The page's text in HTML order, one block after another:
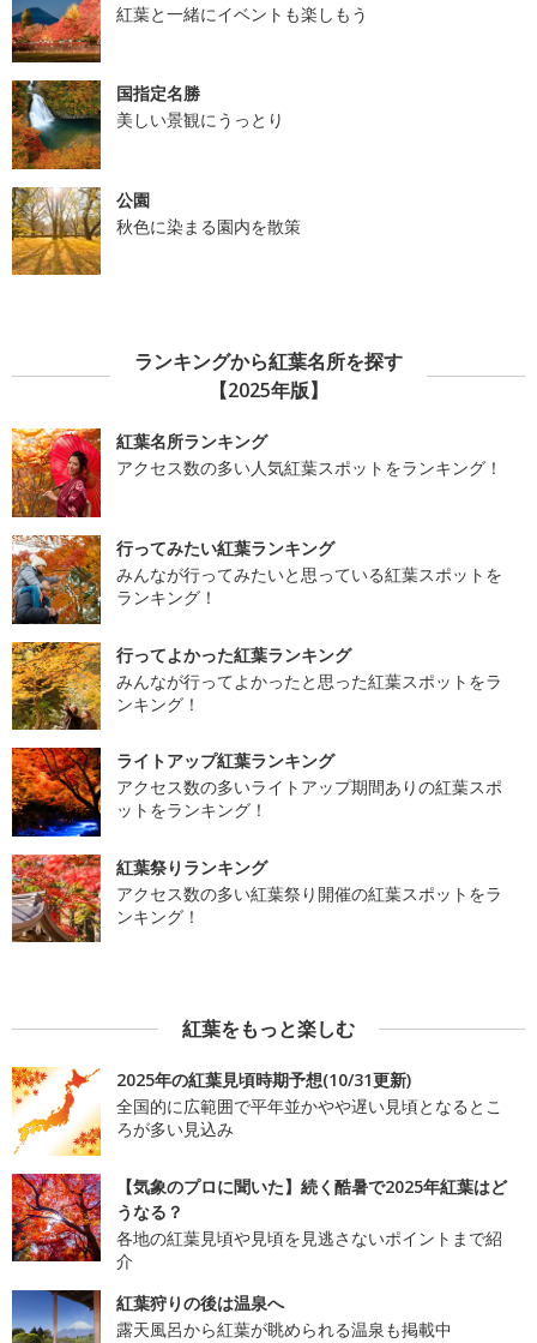
紅葉と一緒にイベントも楽しもう
国指定名勝
美しい景観にうっとり
公園
秋色に染まる園内を散策
ランキングから紅葉名所を探す
【2025年版】
紅葉名所ランキング
アクセス数の多い人気紅葉スポットをランキング！
行ってみたい紅葉ランキング
みんなが行ってみたいと思っている紅葉スポットを
ランキング！
行ってよかった紅葉ランキング
みんなが行ってよかったと思った紅葉スポットをラ
ンキング！
ライトアップ紅葉ランキング
アクセス数の多いライトアップ期間ありの紅葉スポ
ットをランキング！
紅葉祭りランキング
アクセス数の多い紅葉祭り開催の紅葉スポットをラ
ンキング！
紅葉をもっと楽しむ
2025年の紅葉見頃時期予想(10/31更新)
全国的に広範囲で平年並かやや遅い見頃となるとこ
ろが多い見込み
【気象のプロに聞いた】続く酷暑で2025年紅葉はど
うなる？
各地の紅葉見頃や見頃を見逃さないポイントまで紹
介
紅葉狩りの後は温泉へ
露天風呂から紅葉が眺められる温泉も掲載中